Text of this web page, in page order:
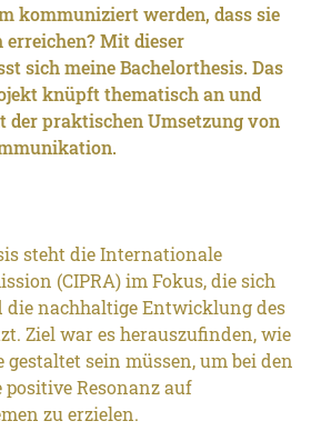
kommuniziert werden, dass sie
Mit dieser
sich meine Bachelorthesis. Das
knüpft thematisch an und
der praktischen Umsetzung von
steht die Internationale
(CIPRA) im Fokus, die sich
die nachhaltige Entwicklung des
Ziel war es herauszufinden, wie
sein müssen, um bei den
positive Resonanz auf
zu erzielen.